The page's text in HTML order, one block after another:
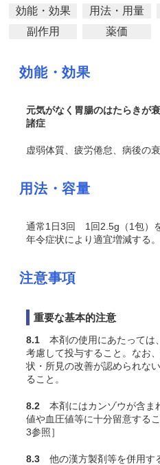
効能・効果 用法・用量
副作用
薬価
効能・効果
元気がなく胃腸のはたらきが
諸症
虚弱体質、疲労倦怠、病後の
用法・容量
通常1日3回 1回2.5g（1包）
年令症状により適宜増減する。
注意事項
重要な基本的注意
8.1 本剤の使用にあたっては
考慮して投与すること。なお
状・所見の改善が認められな
ること。
8.2 本剤にはカンゾウが含ま
値や血圧値等に十分留意する
3参照］
8.3 他の漢方製剤等を併用す